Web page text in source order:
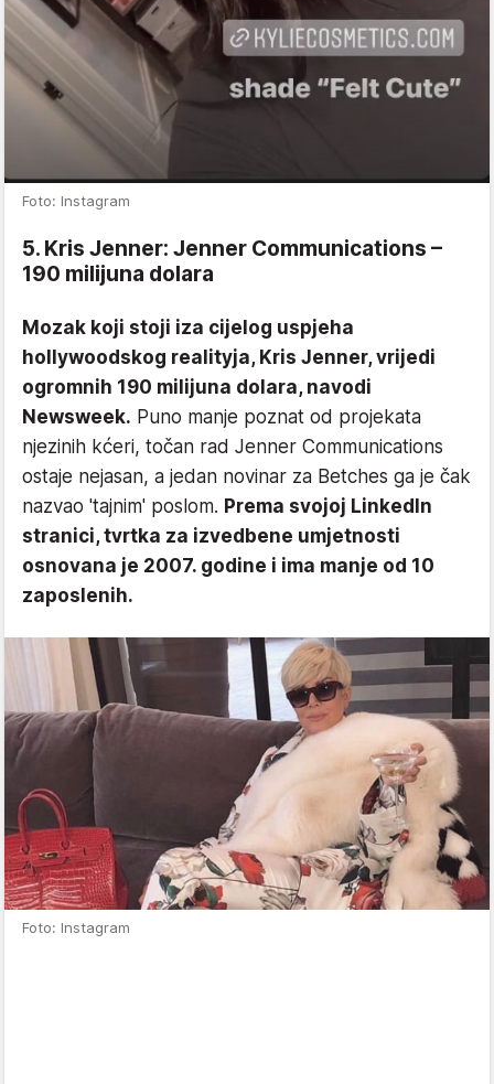
Foto: Instagram
5. Kris Jenner: Jenner Communications –
190 milijuna dolara
Mozak koji stoji iza cijelog uspjeha
hollywoodskog realityja, Kris Jenner, vrijedi
ogromnih 190 milijuna dolara, navodi
Newsweek. Puno manje poznat od projekata
njezinih kćeri, točan rad Jenner Communications
ostaje nejasan, a jedan novinar za Betches ga je čak
nazvao 'tajnim' poslom. Prema svojoj LinkedIn
stranici, tvrtka za izvedbene umjetnosti
osnovana je 2007. godine i ima manje od 10
zaposlenih.
Foto: Instagram